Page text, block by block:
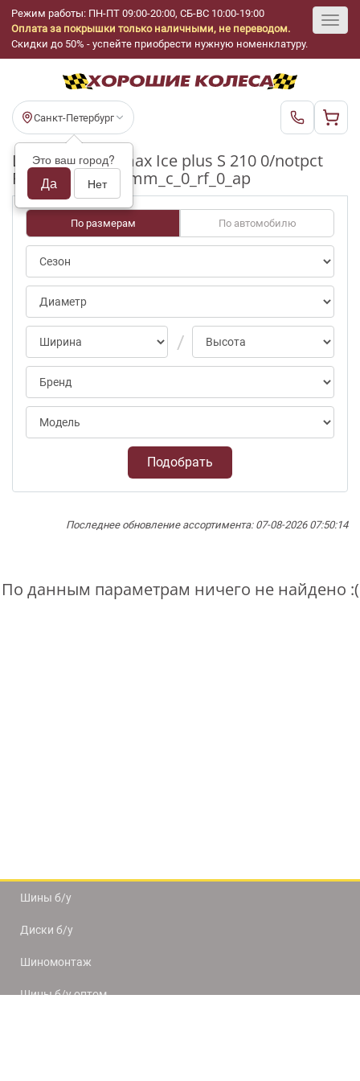
Режим работы: ПН-ПТ 09:00-20:00, СБ-ВС 10:00-19:00
Оплата за покрышки только наличными, не переводом.
Скидки до 50% - успейте приобрести нужную номенклатуру.
Санкт-Петербург
Это ваш город?
Да Нет
Шины бу Tracmax Ice plus S 210 0/notpct
R17_235_45_4-5mm_c_0_rf_0_ap
По размерам По автомобилю
Подобрать
Последнее обновление ассортимента: 07-08-2026 07:50:14
По данным параметрам ничего не найдено :(
Шины б/у
Диски б/у
Шиномонтаж
Шины б/у оптом